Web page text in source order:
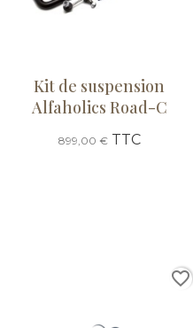
Kit de suspension
Alfaholics Road-C
899,00 €TTC
favorite_border